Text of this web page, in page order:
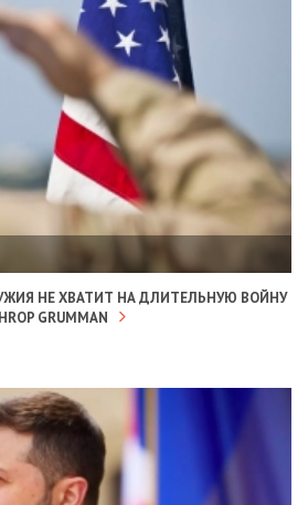
НЕ ХВАТИТ НА ДЛИТЕЛЬНУЮ ВОЙНУ
GRUMMAN